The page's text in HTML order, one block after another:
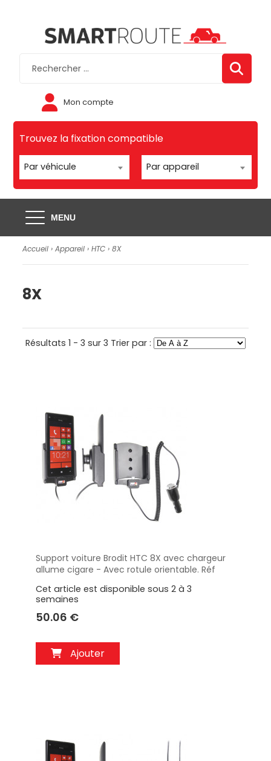
Mon compte
Trouvez la fixation compatible
Par véhicule Par appareil
MENU
Accueil ›Appareil ›HTC ›8X
8X
Résultats 1 - 3 sur 3 Trier par :
Aperçu
Support voiture Brodit HTC 8X avec chargeur
allume cigare - Avec rotule orientable. Réf
Cet article est disponible sous 2 à 3
semaines
50.06 €
Ajouter